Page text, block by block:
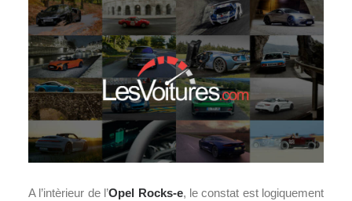
A l’intèrieur de l’Opel Rocks-e, le constat est logiquement